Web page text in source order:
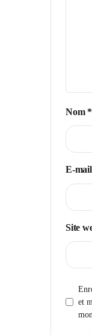
Nom *
E-mail
Site
et